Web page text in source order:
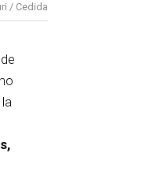
/ Cedida